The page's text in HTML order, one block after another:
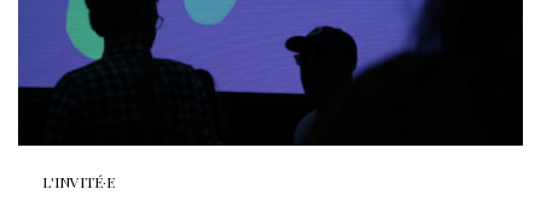
L'INVITÉ·E